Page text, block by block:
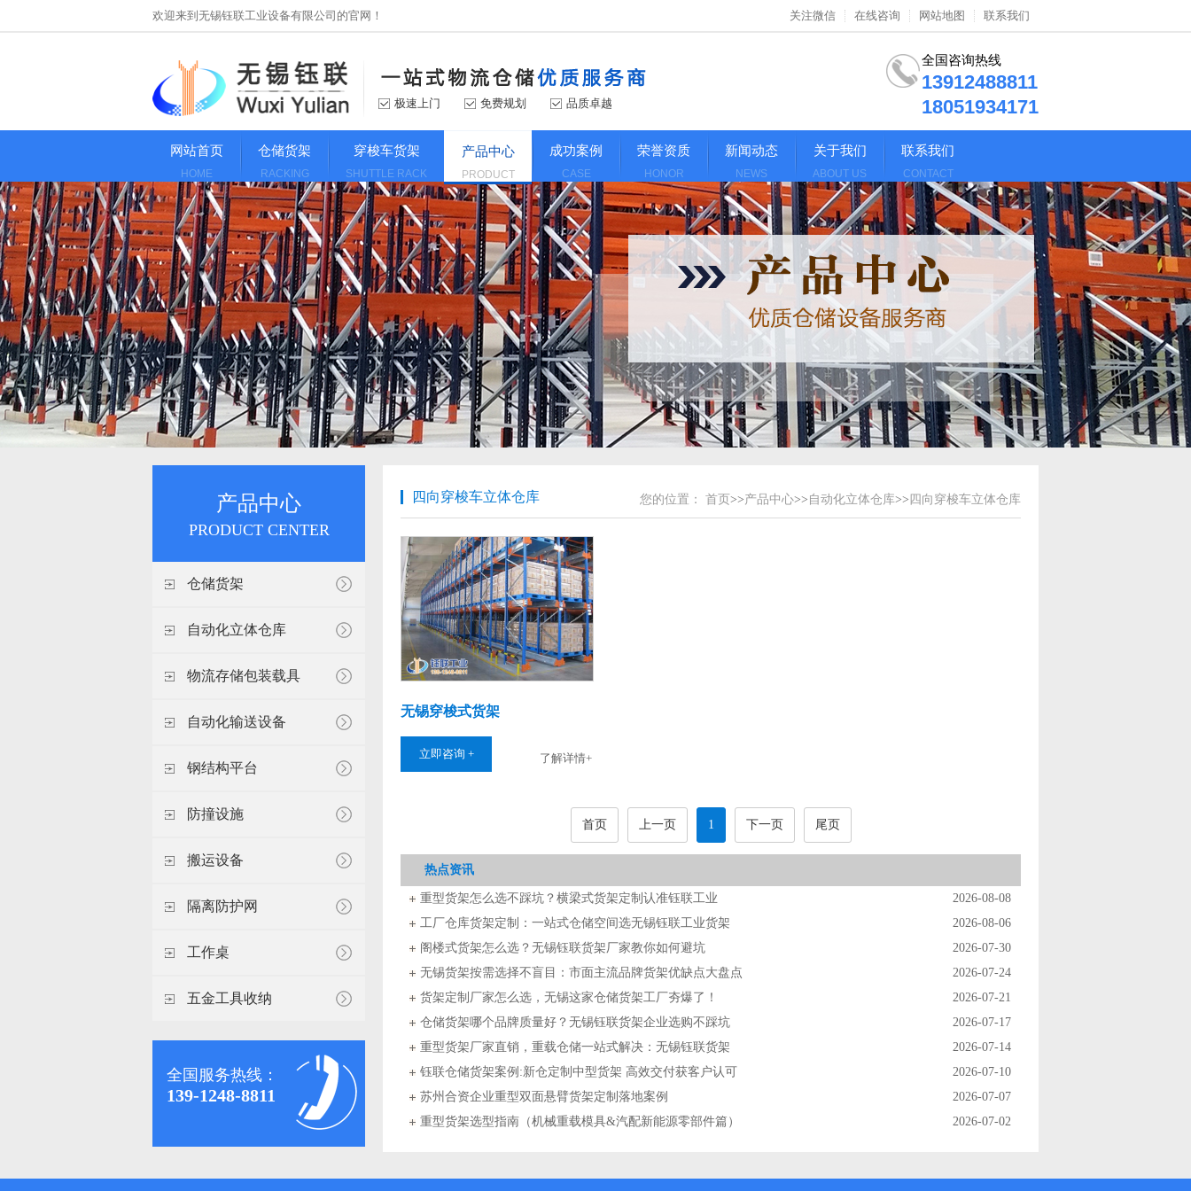
欢迎来到无锡钰联工业设备有限公司的官网！ 关注微信 在线咨询 网站地图 联系我们
极速上门 免费规划 品质卓越
全国咨询热线
13912488811
18051934171
网站首页
HOME
仓储货架
RACKING
穿梭车货架
SHUTTLE RACK
产品中心
PRODUCT
成功案例
CASE
荣誉资质
HONOR
新闻动态
NEWS
关于我们
ABOUT US
联系我们
CONTACT
产品中心
PRODUCT CENTER
仓储货架
自动化立体仓库
物流存储包装载具
自动化输送设备
钢结构平台
防撞设施
搬运设备
隔离防护网
工作桌
五金工具收纳
全国服务热线：
139-1248-8811
四向穿梭车立体仓库 您的位置： 首页 >>产品中心>> 自动化立体仓库>> 四向穿梭车立体仓库
无锡穿梭式货架
立即咨询 + 了解详情+
首页 上一页 1 下一页 尾页
热点资讯
2026-08-08
重型货架怎么选不踩坑？横梁式货架定制认准钰联工业
2026-08-06
工厂仓库货架定制：一站式仓储空间选无锡钰联工业货架
2026-07-30
阁楼式货架怎么选？无锡钰联货架厂家教你如何避坑
2026-07-24
无锡货架按需选择不盲目：市面主流品牌货架优缺点大盘点
2026-07-21
货架定制厂家怎么选，无锡这家仓储货架工厂夯爆了！
2026-07-17
仓储货架哪个品牌质量好？无锡钰联货架企业选购不踩坑
2026-07-14
重型货架厂家直销，重载仓储一站式解决：无锡钰联货架
2026-07-10
钰联仓储货架案例:新仓定制中型货架 高效交付获客户认可
2026-07-07
苏州合资企业重型双面悬臂货架定制落地案例
2026-07-02
重型货架选型指南（机械重载模具&汽配新能源零部件篇）